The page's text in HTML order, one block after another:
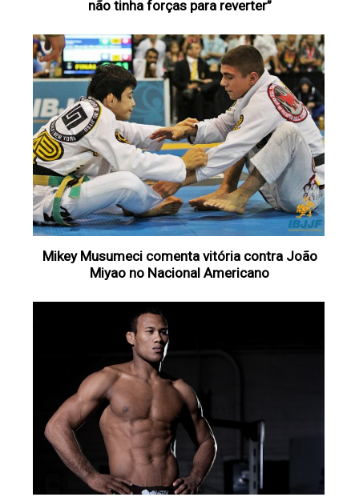
não tinha forças para reverter”‏
Mikey Musumeci comenta vitória contra João
Miyao no Nacional Americano